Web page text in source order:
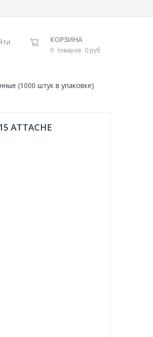
КОРЗИНА
0 товаров 0 руб
(1000 штук в упаковке)